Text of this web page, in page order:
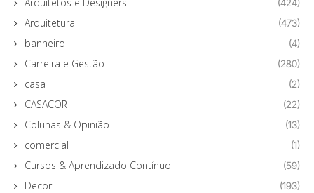
(424)
Arquitetura (473)
banheiro (4)
Carreira e Gestão (280)
casa (2)
CASACOR (22)
Colunas & Opinião (13)
comercial (1)
Cursos & Aprendizado Contínuo (59)
Decor (193)